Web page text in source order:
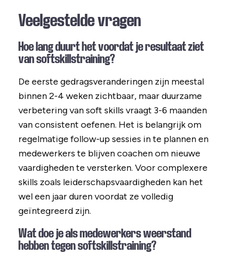
Veelgestelde vragen
Hoe lang duurt het voordat je resultaat ziet
van softskillstraining?
De eerste gedragsveranderingen zijn meestal
binnen 2-4 weken zichtbaar, maar duurzame
verbetering van soft skills vraagt 3-6 maanden
van consistent oefenen. Het is belangrijk om
regelmatige follow-up sessies in te plannen en
medewerkers te blijven coachen om nieuwe
vaardigheden te versterken. Voor complexere
skills zoals leiderschapsvaardigheden kan het
wel een jaar duren voordat ze volledig
geïntegreerd zijn.
Wat doe je als medewerkers weerstand
hebben tegen softskillstraining?